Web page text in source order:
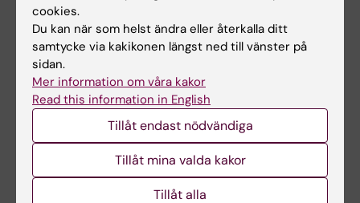
Konsolideringsanslag
26 mar 2026
Stor kartläggning av
ärftliga skillnader i
cookies.
Du kan när som helst ändra eller återkalla ditt
samtycke via kakikonen längst ned till vänster på
sidan.
Mer information om våra kakor
Read this information in English
Tillåt endast nödvändiga
Tillåt mina valda kakor
Tillåt alla